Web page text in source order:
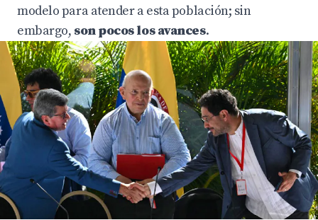
modelo para atender a esta población; sin
embargo, son pocos los avances.